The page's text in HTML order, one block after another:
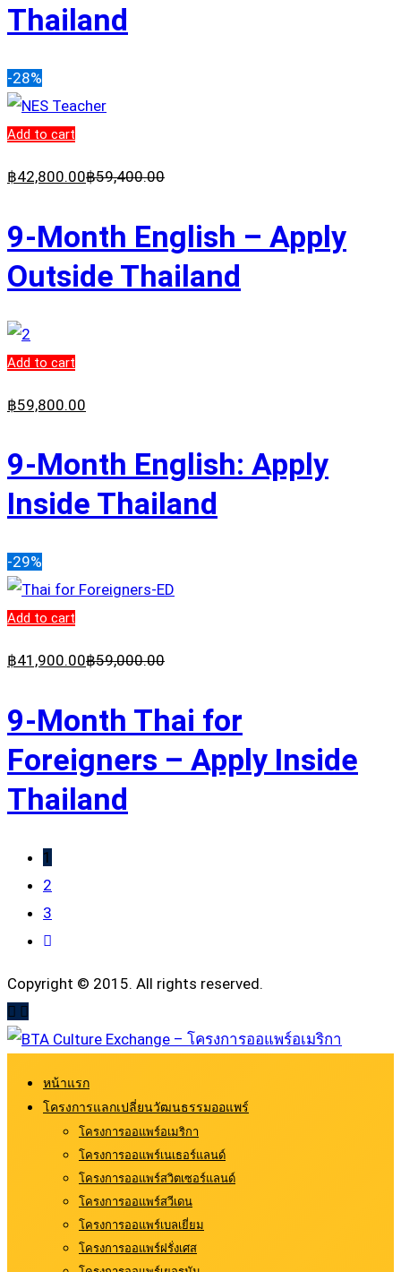
Thailand
-28%
Add to cart
฿42,800.00฿59,400.00
9-Month English – Apply
Outside Thailand
Add to cart
฿59,800.00
9-Month English: Apply
Inside Thailand
-29%
Add to cart
฿41,900.00฿59,000.00
9-Month Thai for
Foreigners – Apply Inside
Thailand
1
2
3
Copyright © 2015. All rights reserved.
หน้าแรก
โครงการแลกเปลี่ยนวัฒนธรรมออแพร์
โครงการออแพร์อเมริกา
โครงการออแพร์เนเธอร์แลนด์
โครงการออแพร์สวิตเซอร์แลนด์
โครงการออแพร์สวีเดน
โครงการออแพร์เบลเยี่ยม
โครงการออแพร์ฝรั่งเศส